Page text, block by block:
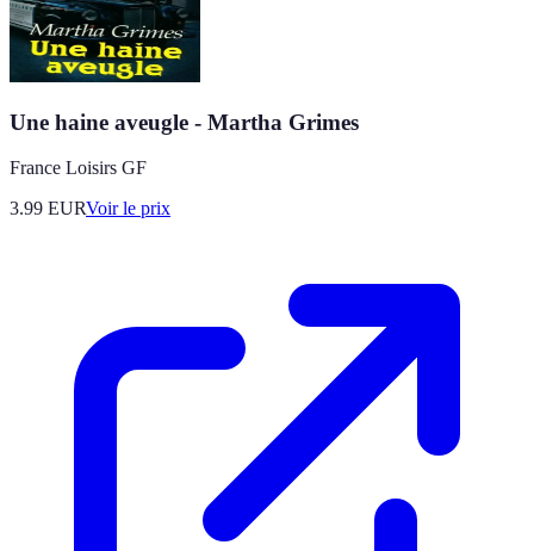
Une haine aveugle - Martha Grimes
France Loisirs GF
3.99 EURVoir le prix